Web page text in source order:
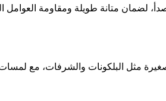
لضمان متانة طويلة ومقاومة
مثل البلكونات والشرفات، مع لمسات